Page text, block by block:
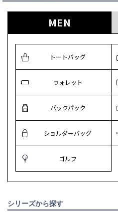
MEN
トートバッグ
ウォレット
バックパック
ショルダーバッグ
ゴルフ
シリーズから探す